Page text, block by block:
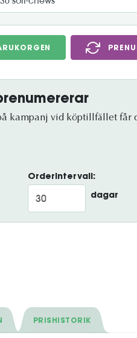
kampanj vid köptillfället får
Orderintervall:
dagar
PRISHISTORIK